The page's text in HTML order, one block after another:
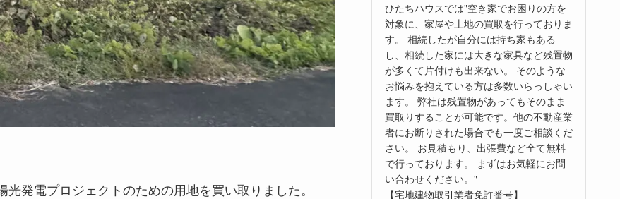
発電プロジェクトのための用地を買い取りました。
ひたちハウスでは"空き家でお困りの方を
対象に、家屋や土地の買取を行っておりま
す。 相続したが自分には持ち家もある
し、相続した家には大きな家具など残置物
が多くて片付けも出来ない。 そのような
お悩みを抱えている方は多数いらっしゃい
ます。 弊社は残置物があってもそのまま
買取りすることが可能です。他の不動産業
者にお断りされた場合でも一度ご相談くだ
さい。 お見積もり、出張費など全て無料
で行っております。 まずはお気軽にお問
い合わせください。"
【宅地建物取引業者免許番号】